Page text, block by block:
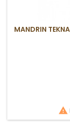
MANDRIN
